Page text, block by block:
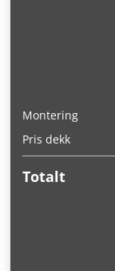
Montering
Pris dekk
Totalt